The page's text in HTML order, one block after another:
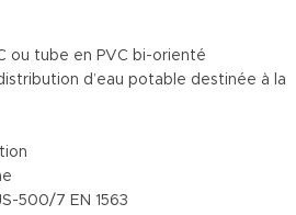
ou tube en PVC bi-orienté
d’eau potable destinée à la
500/7 EN 1563